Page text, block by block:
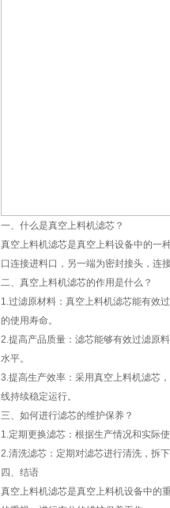
一、什么是真空上料机滤芯？
真空上料机滤芯是真空上料设备中的一
口连接进料口，另一端为密封接头，连
二、真空上料机滤芯的作用是什么？
1.过滤原材料：真空上料机滤芯能有效
的使用寿命。
2.提高产品质量：滤芯能够有效过滤原
水平。
3.提高生产效率：采用真空上料机滤芯
线持续稳定运行。
三、如何进行滤芯的维护保养？
1.定期更换滤芯：根据生产情况和实际
2.清洗滤芯：定期对滤芯进行清洗，拆
四、结语
真空上料机滤芯是真空上料机设备中的